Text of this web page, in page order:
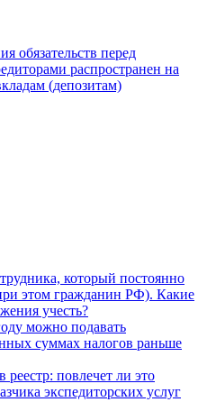
обязательств перед
распространен на
(депозитам)
который постоянно
этом гражданин РФ). Какие
учесть?
можно подавать
суммах налогов раньше
повлечет ли это
экспедиторских услуг